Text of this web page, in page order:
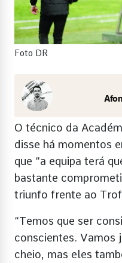
Foto DR
O técnico da
disse há momentos
que “a equipa terá
bastante
triunfo frente ao
“Temos que ser
conscientes. Vamos
cheio, mas eles